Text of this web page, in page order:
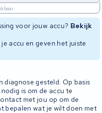
voor jouw accu? Bekijk
accu en geven het juiste
diagnose gesteld. Op basis
is om de accu te
met jou op om de
bepalen wat je wilt doen met